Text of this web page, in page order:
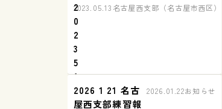
2
0
2
3
5
1
0
名
2023.05.13 名古屋西支部（名古屋市西区）
2026 1 21 名古
屋西支部練習報
2026.01.22お知らせ